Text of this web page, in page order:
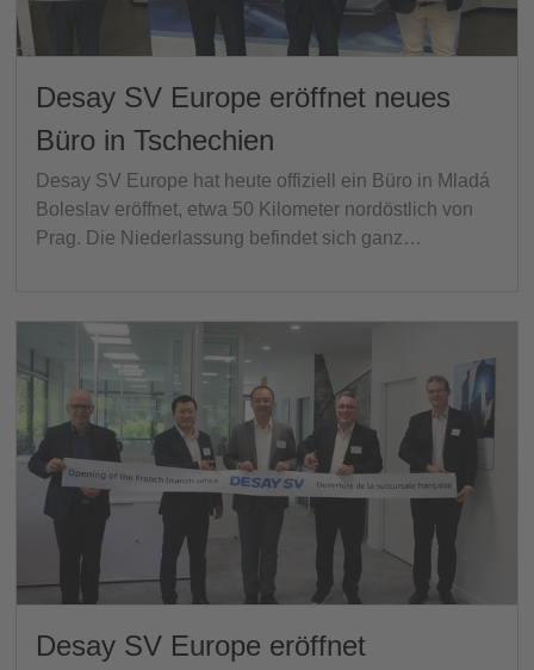
Desay SV Europe eröffnet neues
Büro in Tschechien
Desay SV Europe hat heute offiziell ein Büro in Mladá
Boleslav eröffnet, etwa 50 Kilometer nordöstlich von
Prag. Die Niederlassung befindet sich ganz…
Desay SV Europe eröffnet